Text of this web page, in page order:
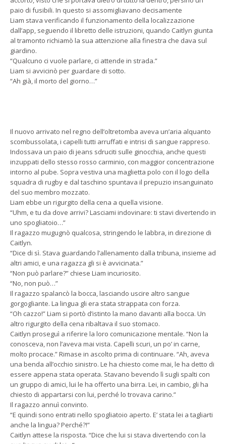
paio di fusibili. In questo si assomigliavano decisamente
Liam stava verificando il funzionamento della localizzazione
dall’app, seguendo il libretto delle istruzioni, quando Caitlyn giunta
al tramonto richiamò la sua attenzione alla finestra che dava sul
giardino.
“Qualcuno ci vuole parlare, ci attende in strada.”
Liam si avvicinò per guardare di sotto.
“Ah già, il morto del giorno…”
Il nuovo arrivato nel regno dell’oltretomba aveva un’aria alquanto
scombussolata, i capelli tutti arruffati e intrisi di sangue rappreso.
Indossava un paio di jeans sdruciti sulle ginocchia, anche questi
inzuppati dello stesso rosso carminio, con maggior concentrazione
intorno al pube. Sopra vestiva una maglietta polo con il logo della
squadra di rugby e dal taschino spuntava il prepuzio insanguinato
del suo membro mozzato.
Liam ebbe un rigurgito della cena a quella visione.
“Uhm, e tu da dove arrivi? Lasciami indovinare: ti stavi divertendo in
uno spogliatoio…”
Il ragazzo mugugnò qualcosa, stringendo le labbra, in direzione di
Caitlyn.
“Dice di sì. Stava guardando l’allenamento dalla tribuna, insieme ad
altri amici, e una ragazza gli si è avvicinata.”
“Non può parlare?” chiese Liam incuriosito.
“No, non può…”
Il ragazzo spalancò la bocca, lasciando uscire altro sangue
gorgogliante. La lingua gli era stata strappata con forza.
“Oh cazzo!” Liam si portò d’istinto la mano davanti alla bocca. Un
altro rigurgito della cena ribaltava il suo stomaco.
Caitlyn proseguì a riferire la loro comunicazione mentale. “Non la
conosceva, non l’aveva mai vista. Capelli scuri, un po’ in carne,
molto procace.” Rimase in ascolto prima di continuare. “Ah, aveva
una benda all’occhio sinistro. Le ha chiesto come mai, le ha detto di
essere appena stata operata. Stavano bevendo lì sugli spalti con
un gruppo di amici, lui le ha offerto una birra. Lei, in cambio, gli ha
chiesto di appartarsi con lui, perché lo trovava carino.”
Il ragazzo annuì convinto.
“E quindi sono entrati nello spogliatoio aperto. E’ stata lei a tagliarti
anche la lingua? Perché?!”
Caitlyn attese la risposta. “Dice che lui si stava divertendo con la